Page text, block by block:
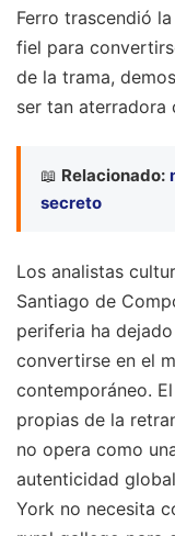
Ferro trascendió
fiel para
de la trama,
ser tan aterradora
📖 Relacionado:
secreto
Los analistas
Santiago de
periferia ha
convertirse en el
contemporáneo.
propias de la
no opera como
autenticidad
York no necesita